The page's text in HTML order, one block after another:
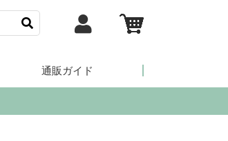
通販ガイド